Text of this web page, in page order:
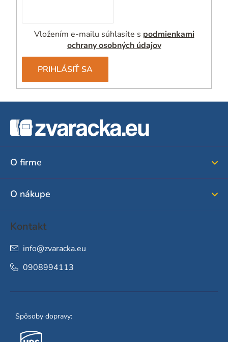
Vložením e-mailu súhlasíte s podmienkami
ochrany osobných údajov
PRIHLÁSIŤ SA
O firme
O nákupe
Kontakt
info@zvaracka.eu
0908994113
Spôsoby dopravy: